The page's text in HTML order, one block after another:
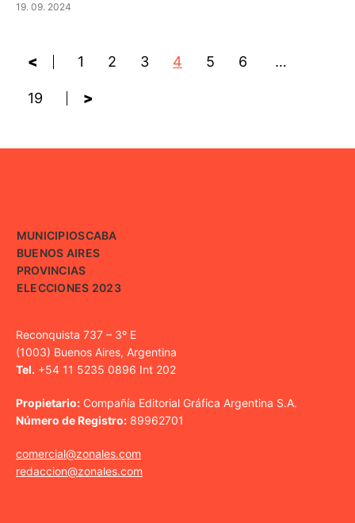
19. 09. 2024
< 1 2 3 4 5 6 …
19 >
MUNICIPIOSCABA
BUENOS AIRES
PROVINCIAS
ELECCIONES 2023
Reconquista 737 – 3º E
(1003) Buenos Aires, Argentina
Tel. +54 11 5235 0896 Int 202
Propietario: Compañía Editorial Gráfica Argentina S.A.
Número de Registro: 89962701
comercial@zonales.com
redaccion@zonales.com